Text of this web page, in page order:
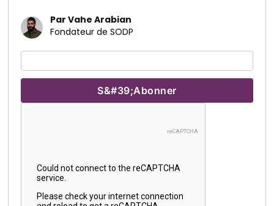
Par Vahe Arabian
Fondateur de SODP